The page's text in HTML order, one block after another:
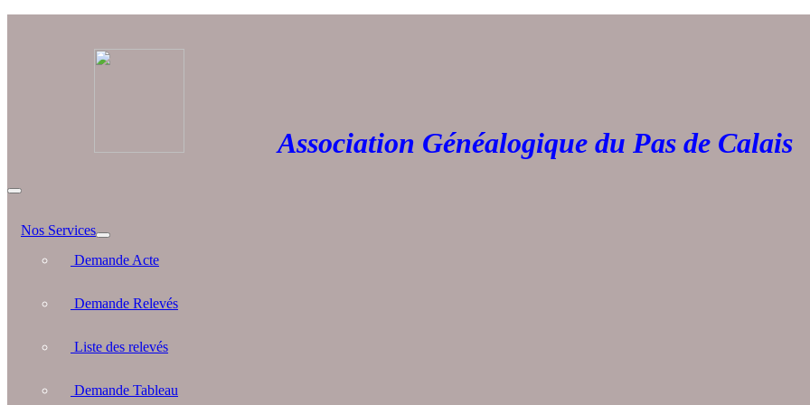
Association Généalogique du Pas de
Nos Services
Demande Acte
Demande Relevés
Liste des relevés
Demande Tableau